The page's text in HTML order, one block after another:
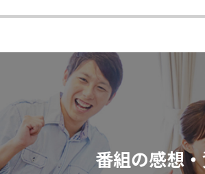
番組の感想